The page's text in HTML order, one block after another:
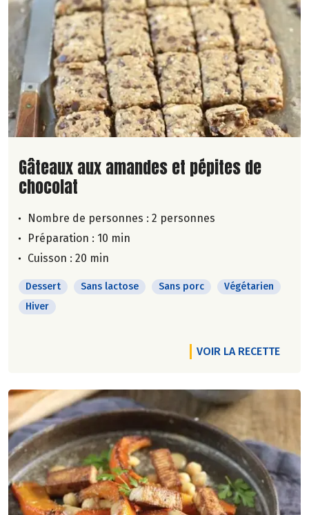
Lire la suite de la recette
Gâteaux aux amandes et pépites de
chocolat
Nombre de personnes : 2 personnes
Préparation : 10 min
Cuisson : 20 min
Dessert Sans lactose Sans porc
Végétarien
Hiver
VOIR LA RECETTE